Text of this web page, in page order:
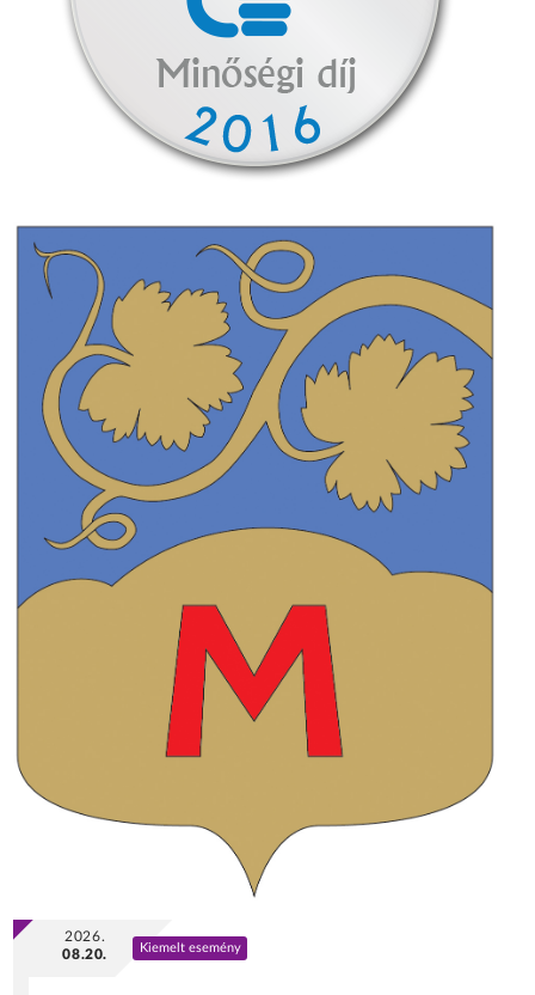
2026.
08.20.
Kiemelt esemény